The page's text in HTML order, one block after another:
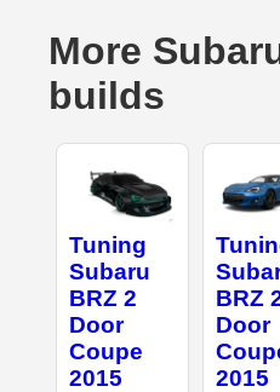
More
builds
Tuning
Subaru
BRZ 2
Door
Coupe
2015
BRZ
Door
2015